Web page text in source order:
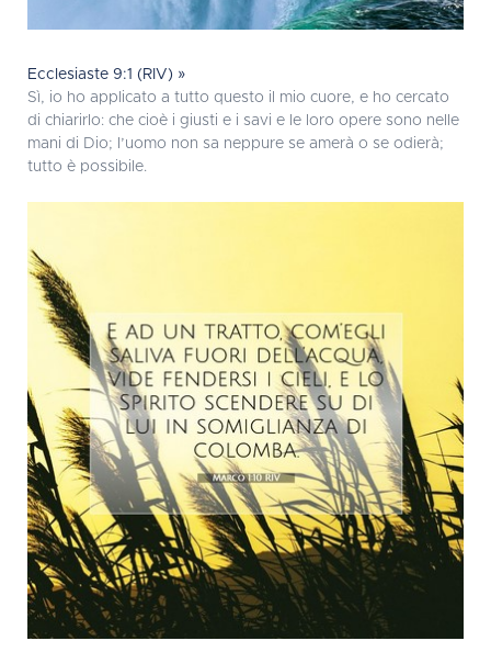
Ecclesiaste 9:1 (RIV) »
Sì, io ho applicato a tutto questo il mio cuore, e ho cercato
di chiarirlo: che cioè i giusti e i savi e le loro opere sono nelle
mani di Dio; l’uomo non sa neppure se amerà o se odierà;
tutto è possibile.